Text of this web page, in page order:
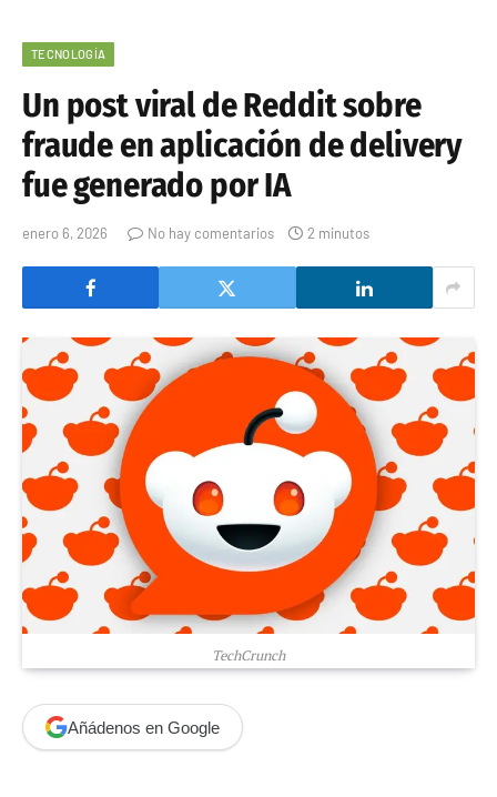
TECNOLOGÍA
Un post viral de Reddit sobre
fraude en aplicación de delivery
fue generado por IA
enero 6, 2026 No hay comentarios 2 minutos
TechCrunch
Añádenos en Google